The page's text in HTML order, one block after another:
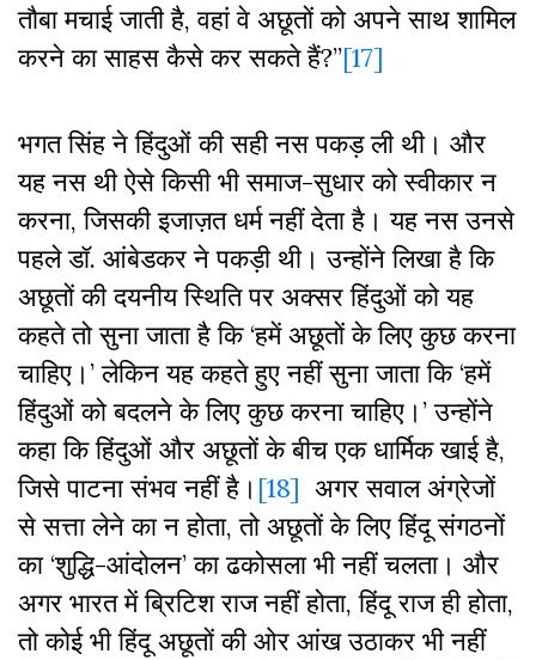
तौबा मचाई जाती है, वहां वे अछूतों को अपने साथ शामिल
करने का साहस कैसे कर सकते हैं?”[17]
भगत सिंह ने हिंदुओं की सही नस पकड़ ली थी। और
यह नस थी ऐसे किसी भी समाज-सुधार को स्वीकार न
करना, जिसकी इजाज़त धर्म नहीं देता है। यह नस उनसे
पहले डॉ. आंबेडकर ने पकड़ी थी। उन्होंने लिखा है कि
अछूतों की दयनीय स्थिति पर अक्सर हिंदुओं को यह
कहते तो सुना जाता है कि ‘हमें अछूतों के लिए कुछ करना
चाहिए।’ लेकिन यह कहते हुए नहीं सुना जाता कि ‘हमें
हिंदुओं को बदलने के लिए कुछ करना चाहिए।’ उन्होंने
कहा कि हिंदुओं और अछूतों के बीच एक धार्मिक खाई है,
जिसे पाटना संभव नहीं है। [18] अगर सवाल अंग्रेजों
से सत्ता लेने का न होता, तो अछूतों के लिए हिंदू संगठनों
का ‘शुद्धि-आंदोलन’ का ढकोसला भी नहीं चलता। और
अगर भारत में ब्रिटिश राज नहीं होता, हिंदू राज ही होता,
तो कोई भी हिंदू अछूतों की ओर आंख उठाकर भी नहीं